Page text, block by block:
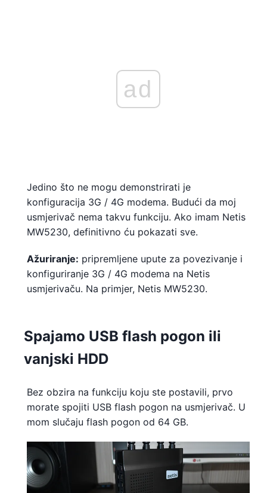
ad
Jedino što ne mogu demonstrirati je
konfiguracija 3G / 4G modema. Budući da moj
usmjerivač nema takvu funkciju. Ako imam Netis
MW5230, definitivno ću pokazati sve.
Ažuriranje: pripremljene upute za povezivanje i
konfiguriranje 3G / 4G modema na Netis
usmjerivaču. Na primjer, Netis MW5230.
Spajamo USB flash pogon ili
vanjski HDD
Bez obzira na funkciju koju ste postavili, prvo
morate spojiti USB flash pogon na usmjerivač. U
mom slučaju flash pogon od 64 GB.